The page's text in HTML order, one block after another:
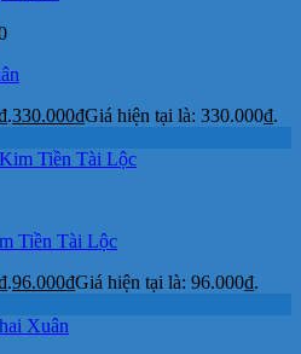
330.000₫Giá hiện tại là: 330.000₫.
Tiền Tài Lộc
96.000₫Giá hiện tại là: 96.000₫.